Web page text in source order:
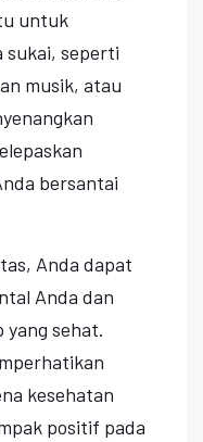
untuk
sukai, seperti
musik, atau
bersantai
Anda dapat
Anda dan
yang sehat.
kesehatan
positif pada